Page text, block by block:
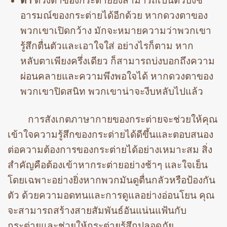
อารมณ์ของกระต่ายได้อีกด้วย หากดวงตาของ
พวกเขาเปิดกว้าง มักจะหมายความว่าพวกเขา
รู้สึกตื่นตัวและเอาใจใส่ อย่างไรก็ตาม หาก
หลับตาเพียงครึ่งเดียว ก็สามารถบ่งบอกถึงความ
ผ่อนคลายและความพึงพอใจได้ หากดวงตาของ
พวกเขาปิดสนิท พวกเขาน่าจะงีบหลับไปแล้ว
การสังเกตภาษากายของกระต่ายจะช่วยให้คุณ
เข้าใจความรู้สึกของกระต่ายได้ดีขึ้นและตอบสนอง
ต่อความต้องการของกระต่ายได้อย่างเหมาะสม สิ่ง
สำคัญคือต้องเข้าหากระต่ายอย่างช้าๆ และใจเย็น
โดยเฉพาะอย่างยิ่งหากพวกมันดูตื่นกลัวหรือป้องกัน
ตัว ด้วยความอดทนและการดูแลอย่างอ่อนโยน คุณ
จะสามารถสร้างสายสัมพันธ์อันแน่นแฟ้นกับ